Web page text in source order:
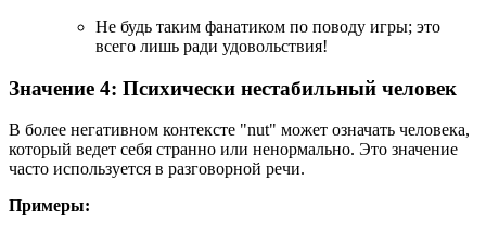
Не будь таким фанатиком по поводу игры; это
всего лишь ради удовольствия!
Значение 4: Психически нестабильный человек
В более негативном контексте "nut" может означать человека,
который ведет себя странно или ненормально. Это значение
часто используется в разговорной речи.
Примеры: